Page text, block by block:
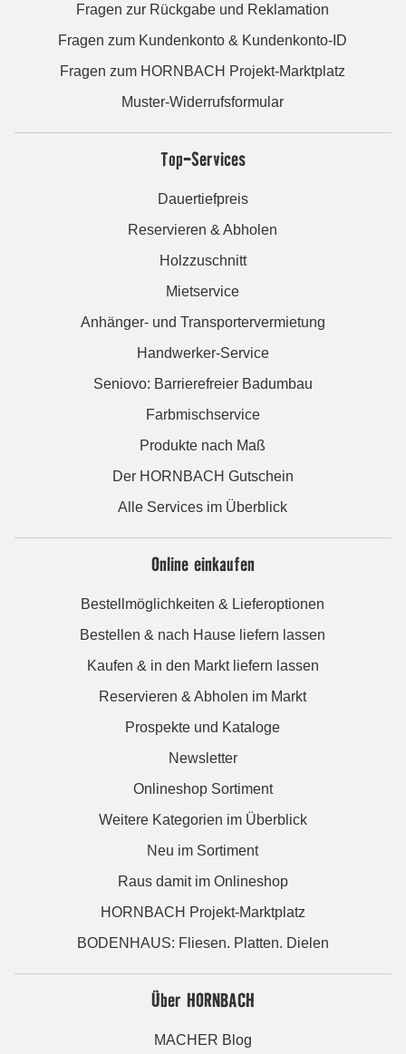
Fragen zur Rückgabe und Reklamation
Fragen zum Kundenkonto & Kundenkonto-ID
Fragen zum HORNBACH Projekt-Marktplatz
Muster-Widerrufsformular
Top-Services
Dauertiefpreis
Reservieren & Abholen
Holzzuschnitt
Mietservice
Anhänger- und Transportervermietung
Handwerker-Service
Seniovo: Barrierefreier Badumbau
Farbmischservice
Produkte nach Maß
Der HORNBACH Gutschein
Alle Services im Überblick
Online einkaufen
Bestellmöglichkeiten & Lieferoptionen
Bestellen & nach Hause liefern lassen
Kaufen & in den Markt liefern lassen
Reservieren & Abholen im Markt
Prospekte und Kataloge
Newsletter
Onlineshop Sortiment
Weitere Kategorien im Überblick
Neu im Sortiment
Raus damit im Onlineshop
HORNBACH Projekt-Marktplatz
BODENHAUS: Fliesen. Platten. Dielen
Über HORNBACH
MACHER Blog